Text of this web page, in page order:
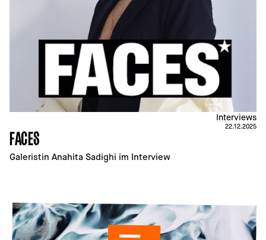
FACES
Galeristin Anahita Sadighi im Interview
Interviews
22.12.2025